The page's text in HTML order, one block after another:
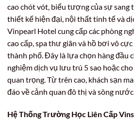
cao chót vót, biểu tượng của sự sang
thiết kế hiện đại, nội thất tinh tế và
Vinpearl Hotel cung cấp các phòng
cao cấp, spa thư giãn và hồ bơi vô
thành phố. Đây là lựa chọn hàng đầu
nghiệm dịch vụ lưu trú 5 sao hoặc
quan trọng. Từ trên cao, khách sạn
đáo về cảnh quan đô thị và sông
Hệ Thống Trường Học Liên Cấp